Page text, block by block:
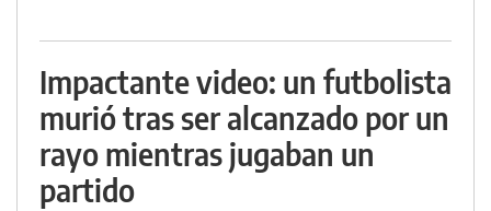
Impactante video: un futbolista
murió tras ser alcanzado por un
rayo mientras jugaban un
partido